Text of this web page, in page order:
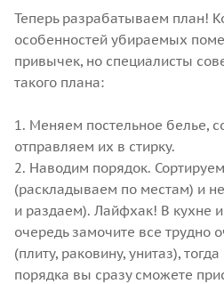
Теперь разрабатываем план!
особенностей убираемых
привычек, но специалисты
такого плана:
1. Меняем постельное белье,
отправляем их в стирку.
2. Наводим порядок.
(раскладываем по местам) и
и раздаем). Лайфхак! В кухне
очередь замочите все трудно
(плиту, раковину, унитаз),
порядка вы сразу сможете